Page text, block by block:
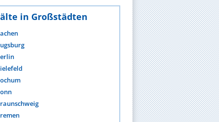
in Großstädten